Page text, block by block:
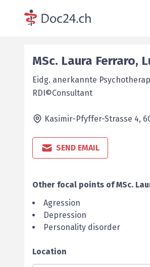
MSc. Laura Ferraro,
Eidg. anerkannte
RDI©Consultant
Kasimir-Pfyffer-Strasse 4,
SEND EMAIL
Other focal points of MSc.
Agression
Depression
Personality disorder
Location